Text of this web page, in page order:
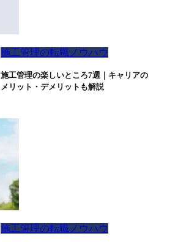
施工管理の転職ノウハウ
施工管理の楽しいところ7選｜キャリアの
メリット・デメリットも解説
施工管理の転職ノウハウ